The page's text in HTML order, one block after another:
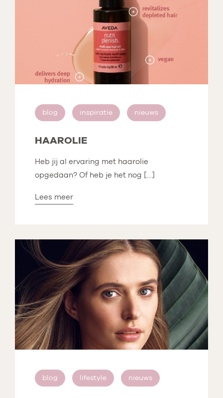
blog inspiratie nieuws
HAAROLIE
Heb jij al ervaring met haarolie
opgedaan? Of heb je het nog […]
Lees meer
blog lifestyle nieuws